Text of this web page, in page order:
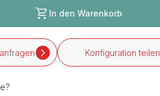
In den Warenkorb
Konfiguration teilen